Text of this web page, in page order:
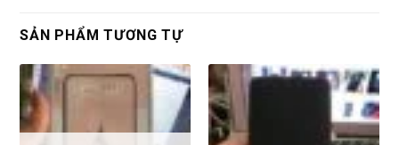
SẢN PHẨM TƯƠNG TỰ